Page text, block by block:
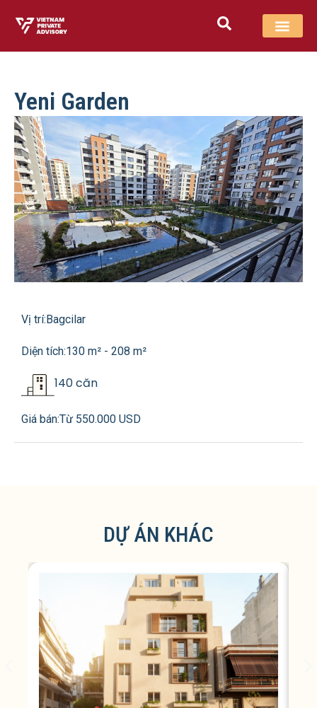
Yeni Garden
Vị trí:Bagcilar
Diện tích:130 m² - 208 m²
140 căn
Giá bán:Từ 550.000 USD
DỰ ÁN KHÁC